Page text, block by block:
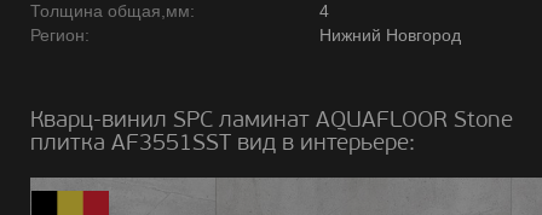
Толщина общая,мм:
4
Регион:
Нижний Новгород
Кварц-винил SPC ламинат AQUAFLOOR Stone
плитка AF3551SST вид в интерьере: